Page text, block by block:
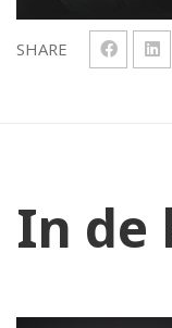
SHARE
In de